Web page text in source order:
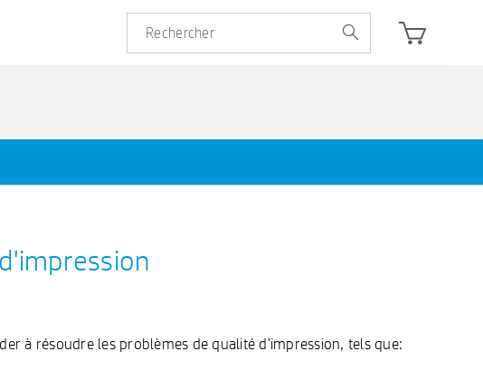
à résoudre les problèmes de qualité d'impression, tels que: